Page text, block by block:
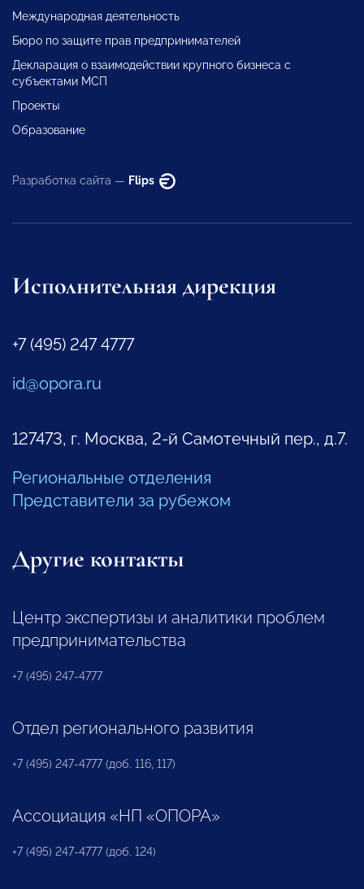
Международная деятельность
Бюро по защите прав предпринимателей
Декларация о взаимодействии крупного бизнеса с
субъектами МСП
Проекты
Образование
Разработка сайта — Flips
Исполнительная дирекция
+7 (495) 247 4777
id@opora.ru
127473, г. Москва, 2-й Самотечный пер., д.7.
Региональные отделения
Представители за рубежом
Другие контакты
Центр экспертизы и аналитики проблем
предпринимательства
+7 (495) 247-4777
Отдел регионального развития
+7 (495) 247-4777 (доб. 116, 117)
Ассоциация «НП «ОПОРА»
+7 (495) 247-4777 (доб. 124)